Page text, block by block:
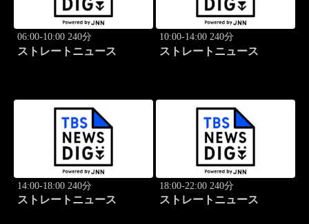
06:00-10:00 240分
ストレートニュース
10:00-14:00 240分
ストレートニュース
14:00-18:00 240分
ストレートニュース
18:00-22:00 240分
ストレートニュース